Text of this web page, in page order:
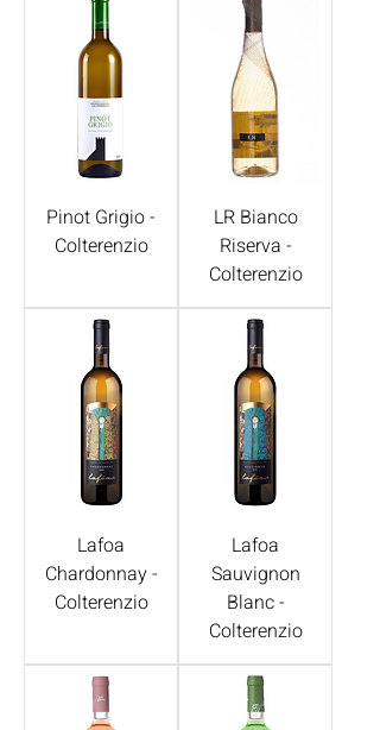
Pinot Grigio -
Colterenzio
LR Bianco
Riserva -
Colterenzio
Lafoa
Chardonnay -
Colterenzio
Lafoa
Sauvignon
Blanc -
Colterenzio